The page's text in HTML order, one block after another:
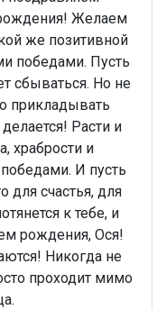
Желаем
же позитивной
победами. Пусть
сбываться. Но не
прикладывать
Расти и
храбрости и
И пусть
для счастья, для
к тебе, и
рождения, Ося!
Никогда не
проходит мимо